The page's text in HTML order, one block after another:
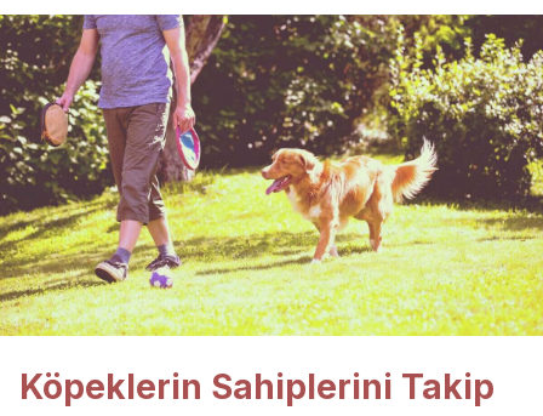
Köpeklerin Sahiplerini Takip